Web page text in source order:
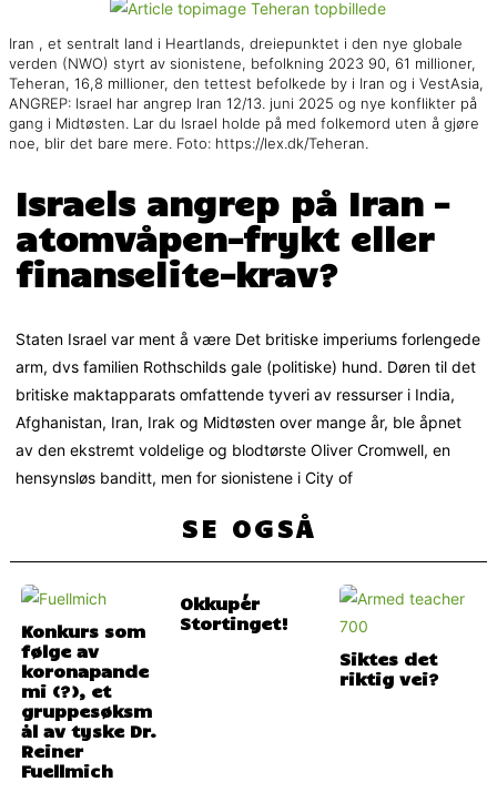
Iran , et sentralt land i Heartlands, dreiepunktet i den nye globale
verden (NWO) styrt av sionistene, befolkning 2023 90, 61 millioner,
Teheran, 16,8 millioner, den tettest befolkede by i Iran og i VestAsia,
ANGREP: Israel har angrep Iran 12/13. juni 2025 og nye konflikter på
gang i Midtøsten. Lar du Israel holde på med folkemord uten å gjøre
noe, blir det bare mere. Foto: https://lex.dk/Teheran.
Israels angrep på Iran –
atomvåpen-frykt eller
finanselite-krav?
Staten Israel var ment å være Det britiske imperiums forlengede
arm, dvs familien Rothschilds gale (politiske) hund. Døren til det
britiske maktapparats omfattende tyveri av ressurser i India,
Afghanistan, Iran, Irak og Midtøsten over mange år, ble åpnet
av den ekstremt voldelige og blodtørste Oliver Cromwell, en
hensynsløs banditt, men for sionistene i City of
SE OGSÅ
Konkurs som
følge av
koronapande
mi (?), et
gruppesøksm
ål av tyske Dr.
Reiner
Fuellmich
Okkupér
Stortinget!
Siktes det
riktig vei?